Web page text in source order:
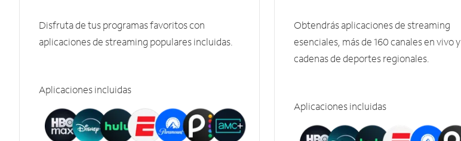
Disfruta de tus programas favoritos con
aplicaciones de streaming populares incluidas.
Aplicaciones incluidas
Obtendrás aplicaciones de streaming
esenciales, más de 160 canales en vivo y
cadenas de deportes regionales.
Aplicaciones incluidas